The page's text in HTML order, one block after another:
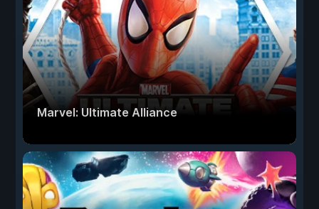
Marvel: Ultimate Alliance